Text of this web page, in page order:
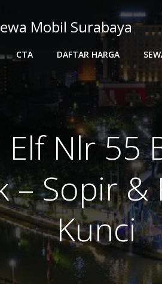
Mobil Surabaya
CTA DAFTAR HARGA
Nlr 55
– Sopir &
Kunci